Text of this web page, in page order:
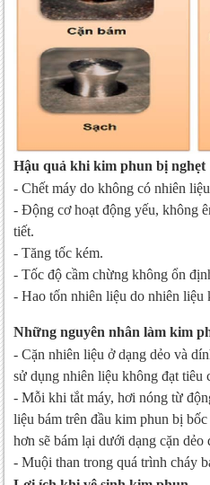
Hậu quả khi kim phun bị nghẹt
- Chết máy do không có nhiên
- Động cơ hoạt động yếu, không
tiết.
- Tăng tốc kém.
- Tốc độ cầm chừng không ổn
- Hao tốn nhiên liệu do nhiên liệu
Những nguyên nhân làm kim
- Cặn nhiên liệu ở dạng dẻo và
sử dụng nhiên liệu không đạt tiêu
- Mỗi khi tắt máy, hơi nóng từ
liệu bám trên đầu kim phun bị
hơn sẽ bám lại dưới dạng cặn dẻo
- Muội than trong quá trình cháy